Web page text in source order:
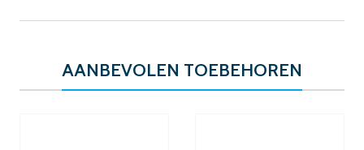
AANBEVOLEN TOEBEHOREN